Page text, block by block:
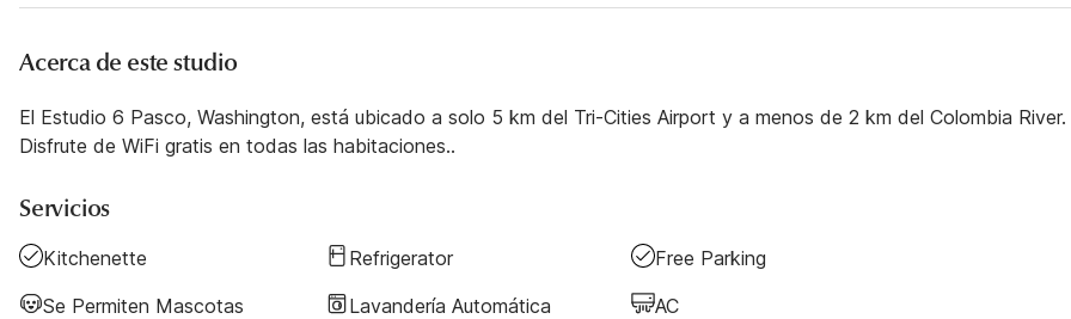
Acerca de este studio
El Estudio 6 Pasco, Washington, está ubicado a solo 5 km del Tri-Cities Airport y a menos de 2 km del Colombia River.
Disfrute de WiFi gratis en todas las habitaciones..
Servicios
Kitchenette Refrigerator
Free Parking
Se Permiten Mascotas
Lavandería Automática AC